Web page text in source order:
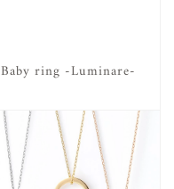
Baby ring -Luminare-